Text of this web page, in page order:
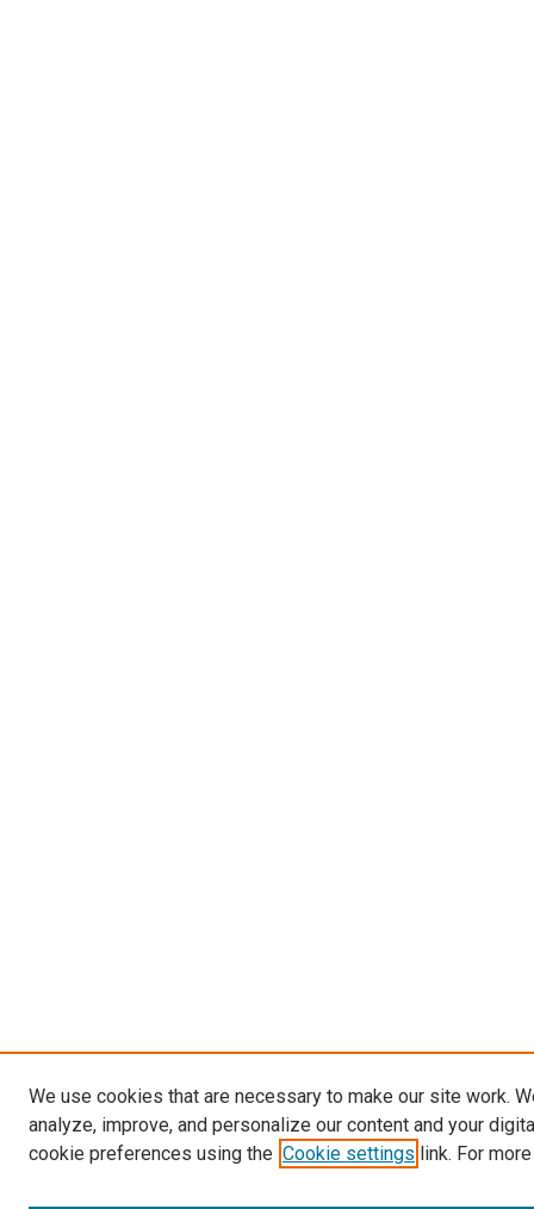
We use cookies that are necessary to make our site work.
analyze, improve, and personalize our content and your
cookie preferences using the Cookie settings link. For